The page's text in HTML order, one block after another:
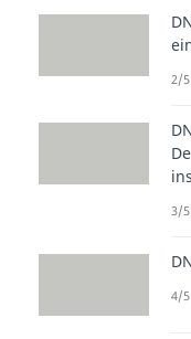
2/
3/
4/5